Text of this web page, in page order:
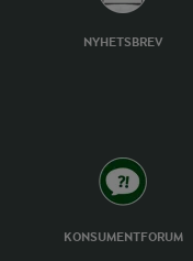
NYHETSBREV
KONSUMENTFORUM